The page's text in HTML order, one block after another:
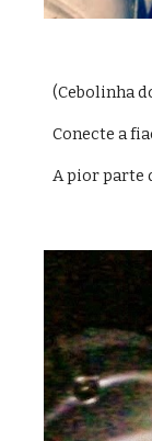
(Cebolinha
Conecte a
A pior parte